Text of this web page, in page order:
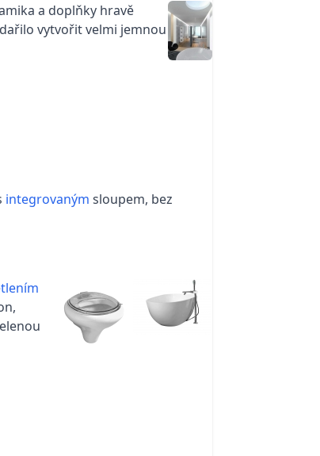
a doplňky hravě
vytvořit velmi jemnou
integrovaným sloupem, bez